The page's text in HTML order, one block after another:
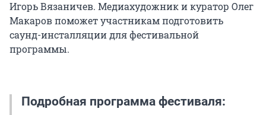
Игорь Вязаничев. Медиахудожник и куратор Олег
Макаров поможет участникам подготовить
саунд-инсталляции для фестивальной
программы.
Подробная программа фестиваля: